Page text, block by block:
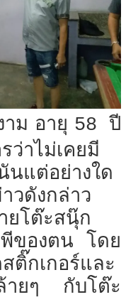
ม อายุ 58 ปี
ว่าไม่เคยมี
นแต่อย่างใด
วดังกล่าว
ยโต๊ะสนุ๊ก
พีของตน โดย
ติ๊กเกอร์และ
ายๆ กับโต๊ะ